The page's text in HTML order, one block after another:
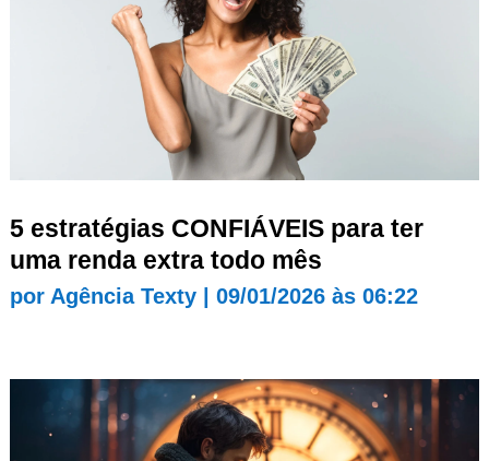
5 estratégias CONFIÁVEIS para ter
uma renda extra todo mês
por Agência Texty| 09/01/2026 às 06:22